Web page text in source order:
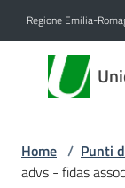
Regione Emilia-
Unione
Reno
Home / Punti
advs - fidas